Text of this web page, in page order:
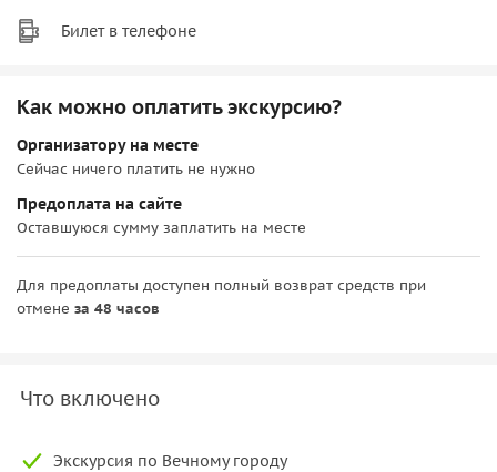
Билет в телефоне
Как можно оплатить экскурсию?
Организатору на месте
Сейчас ничего платить не нужно
Предоплата на сайте
Оставшуюся сумму заплатить на месте
Для предоплаты доступен полный возврат средств при
отмене за 48 часов
Что включено
Экскурсия по Вечному городу